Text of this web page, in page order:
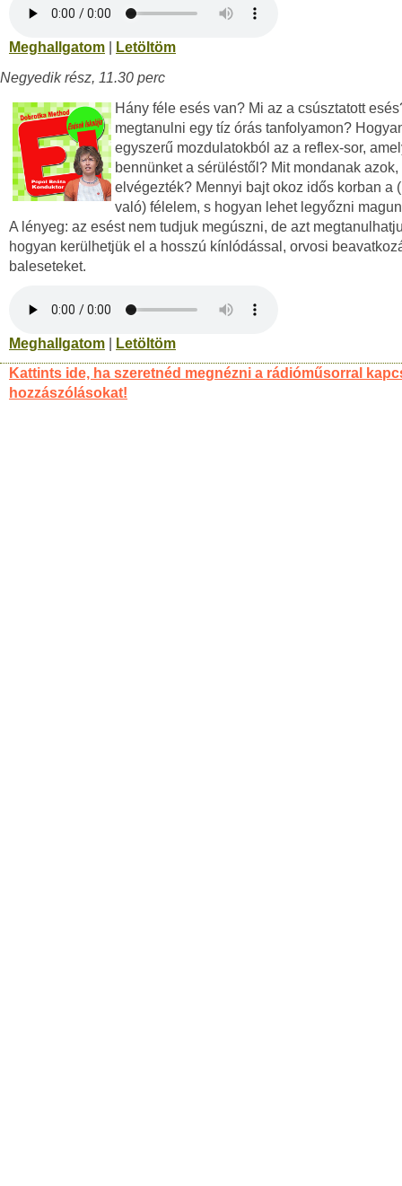
Meghallgatom
Letöltöm
Negyedik rész, 11.30 perc
Hány féle esés van? Mi az a csúsztatott
megtanulni egy tíz órás tanfolyamon?
egyszerű mozdulatokból az a reflex-sor,
bennünket a sérüléstől? Mit mondanak azok,
elvégezték? Mennyi bajt okoz idős korban a
való) félelem, s hogyan lehet legyőzni
A lényeg: az esést nem tudjuk megúszni, de azt
hogyan kerülhetjük el a hosszú kínlódással, orvosi
baleseteket.
Meghallgatom
Letöltöm
Kattints ide, ha szeretnéd megnézni a rádióműsorral
hozzászólásokat!